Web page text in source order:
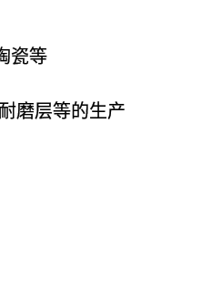
瓷等
磨层等的生产